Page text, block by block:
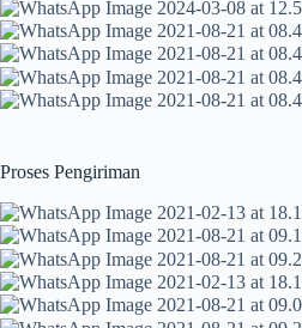
Proses Pengiriman